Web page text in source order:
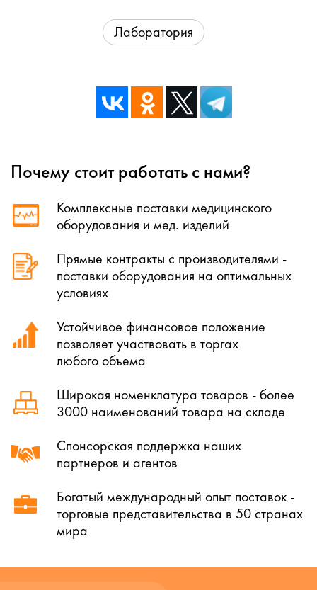
Лаборатория
Почему стоит работать с нами?
Комплексные поставки медицинского
оборудования и мед. изделий
Прямые контракты с производителями -
поставки оборудования на оптимальных
условиях
Устойчивое финансовое положение
позволяет участвовать в торгах
любого объема
Широкая номенклатура товаров - более
3000 наименований товара на складе
Спонсорская поддержка наших
партнеров и агентов
Богатый международный опыт поставок -
торговые представительства в 50 странах
мира